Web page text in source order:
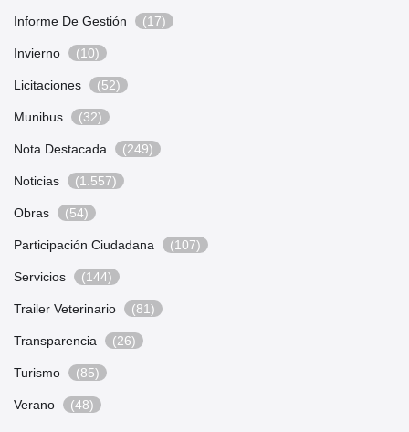
Informe De Gestión (17)
Invierno (10)
Licitaciones (52)
Munibus (32)
Nota Destacada (249)
Noticias (1.557)
Obras (54)
Participación Ciudadana (107)
Servicios (144)
Trailer Veterinario (81)
Transparencia (26)
Turismo (85)
Verano (48)